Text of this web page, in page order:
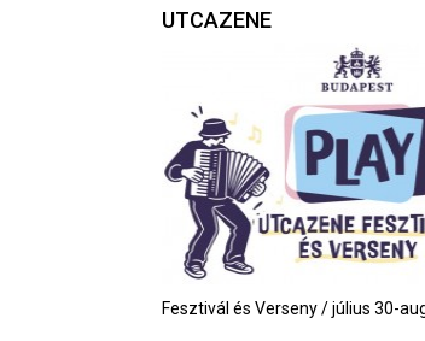
UTCAZENE
Fesztivál és Verseny / július 30-